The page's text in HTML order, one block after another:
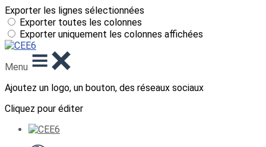
Exporter les lignes sélectionnées
Exporter toutes les colonnes
Exporter uniquement les colonnes affichées
Menu
Ajoutez un logo, un bouton, des réseaux sociaux
Cliquez pour éditer